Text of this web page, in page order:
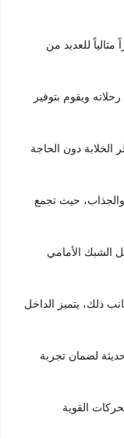
مثالياً للعديد من
ويقوم بتوفير
الخلابة دون الحاجة
والجذاب، حيث تجمع
الشبك الأمامي
ذلك، يتميز الداخل
لضمان تجربة
القوية